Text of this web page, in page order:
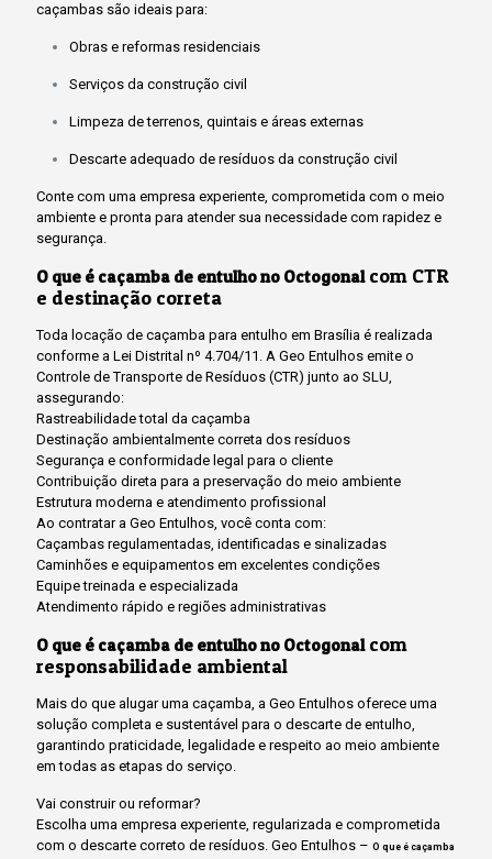
caçambas são ideais para:
Obras e reformas residenciais
Serviços da construção civil
Limpeza de terrenos, quintais e áreas externas
Descarte adequado de resíduos da construção civil
Conte com uma empresa experiente, comprometida com o meio
ambiente e pronta para atender sua necessidade com rapidez e
segurança.
O que é caçamba de entulho no Octogonalcom CTR
e destinação correta
Toda locação de caçamba para entulho em Brasília é realizada
conforme a Lei Distrital nº 4.704/11. A Geo Entulhos emite o
Controle de Transporte de Resíduos (CTR) junto ao SLU,
assegurando:
Rastreabilidade total da caçamba
Destinação ambientalmente correta dos resíduos
Segurança e conformidade legal para o cliente
Contribuição direta para a preservação do meio ambiente
Estrutura moderna e atendimento profissional
Ao contratar a Geo Entulhos, você conta com:
Caçambas regulamentadas, identificadas e sinalizadas
Caminhões e equipamentos em excelentes condições
Equipe treinada e especializada
Atendimento rápido e regiões administrativas
O que é caçamba de entulho no Octogonalcom
responsabilidade ambiental
Mais do que alugar uma caçamba, a Geo Entulhos oferece uma
solução completa e sustentável para o descarte de entulho,
garantindo praticidade, legalidade e respeito ao meio ambiente
em todas as etapas do serviço.
Vai construir ou reformar?
Escolha uma empresa experiente, regularizada e comprometida
com o descarte correto de resíduos. Geo Entulhos – O que é caçamba